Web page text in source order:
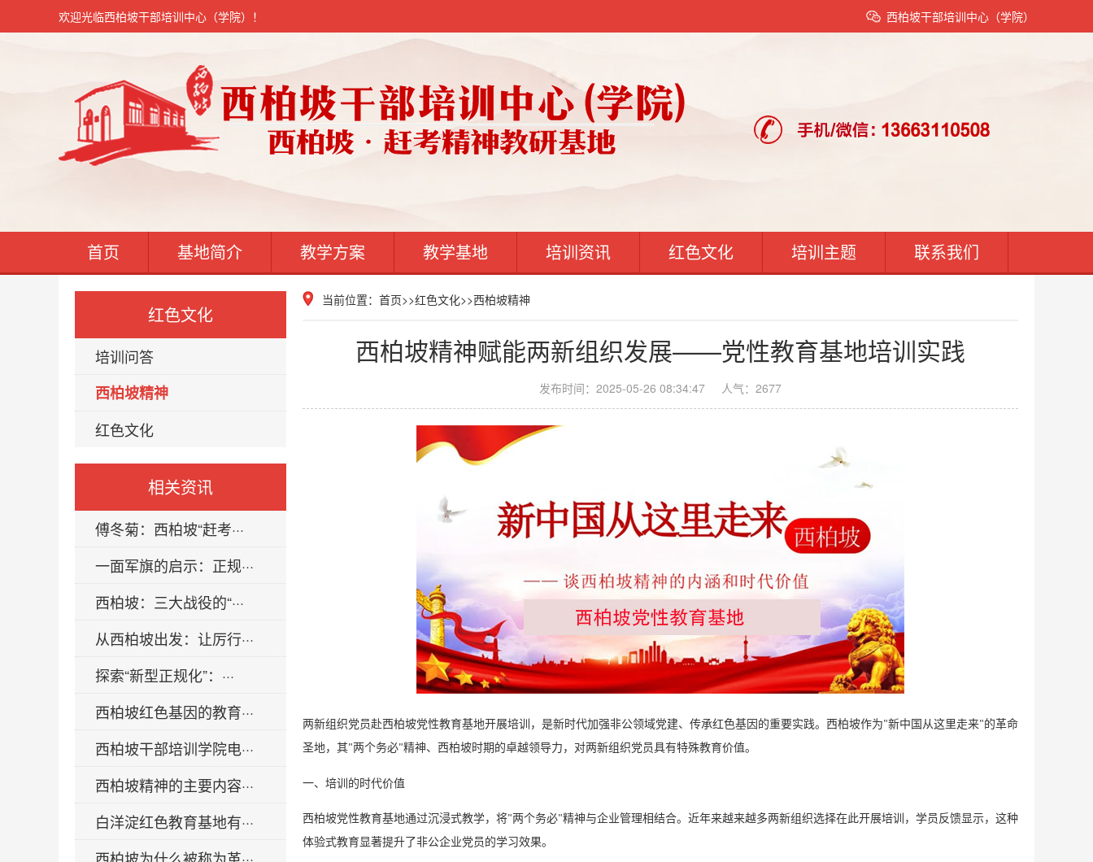
西柏坡干部培训中心（学院）
欢迎光临西柏坡干部培训中心（学院）！
首页 基地简介 教学方案 教学基地 培训资讯 红色文化 培训主题 联系我们
红色文化
培训问答
西柏坡精神
红色文化
相关资讯
傅冬菊：西柏坡“赶考···
一面军旗的启示：正规···
西柏坡：三大战役的“···
从西柏坡出发：让厉行···
探索“新型正规化”：···
西柏坡红色基因的教育···
西柏坡干部培训学院电···
西柏坡精神的主要内容···
白洋淀红色教育基地有···
当前位置： 首页>>红色文化>>西柏坡精神
西柏坡精神赋能两新组织发展——党性教育基地培训实践
发布时间：2025-05-26 08:34:47 人气：2677
两新组织党员赴西柏坡党性教育基地开展培训，是新时代加强非公领域党建、传承红色基因的重要实践。西柏坡作为"新中国从这里走来"的革命
圣地，其"两个务必"精神、 西柏坡时期的卓越领导力， 对两新组织党员具有特殊教育价值。
一、培训的时代价值
西柏坡党性教育基地通过沉浸式教学，将"两个务必"精神与企业管理相结合。近年来越来越多两新组织选择在此开展培训，学员反馈显示，这种
体验式教育显著提升了非公企业党员的学习效果。